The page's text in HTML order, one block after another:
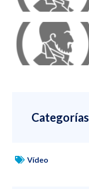
Categorías
Vídeo